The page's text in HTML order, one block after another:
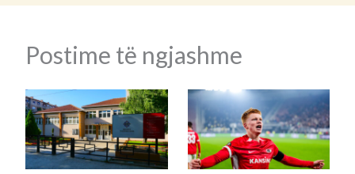
Postime të ngjashme